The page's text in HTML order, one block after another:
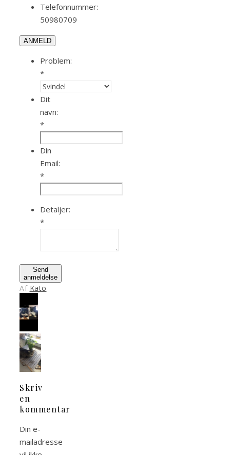
Telefonnummer:
50980709
ANMELD
Problem:
*
Dit
navn:
*
Din
Email:
*
Detaljer:
*
Send
anmeldelse
Af Kato
Skriv
en
kommentar
Din e-
mailadresse